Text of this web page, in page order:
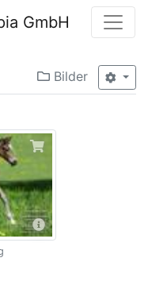
GmbH
Bilder